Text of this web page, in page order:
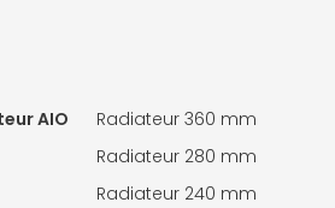
AIO
Radiateur 360 mm
Radiateur 280 mm
Radiateur 240 mm